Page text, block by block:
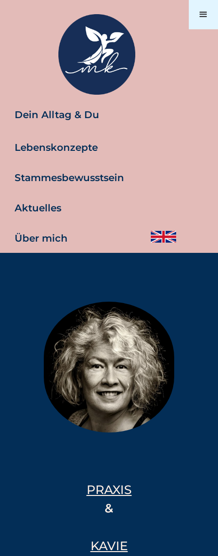
Dein Alltag & Du
Lebenskonzepte
Stammesbewusstsein
Aktuelles
Über mich
PRAXIS
&
KAVIE